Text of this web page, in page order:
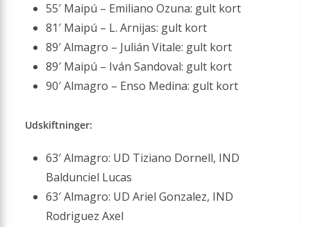
55′ Maipú – Emiliano Ozuna: gult kort
81′ Maipú – L. Arnijas: gult kort
89′ Almagro – Julián Vitale: gult kort
89′ Maipú – Iván Sandoval: gult kort
90′ Almagro – Enso Medina: gult kort
Udskiftninger:
63′ Almagro: UD Tiziano Dornell, IND
Baldunciel Lucas
63′ Almagro: UD Ariel Gonzalez, IND
Rodriguez Axel